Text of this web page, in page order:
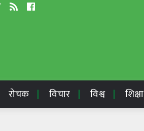
रोचक विचार विश्व शिक्षा